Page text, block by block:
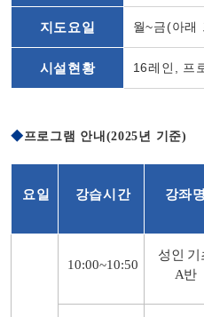
지도요일 월~금(아래
시설현황 16레인, 프
◆프로그램 안내(2025년 기준)
요일 강습시간 강좌명
10:00~10:50
성인 기
A반